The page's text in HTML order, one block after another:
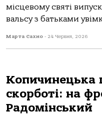
місцевому святі
вальсу з батьками
Марта Сахно - 24 Червня, 2026
Копичинецька
скорботі: на
Радомінський